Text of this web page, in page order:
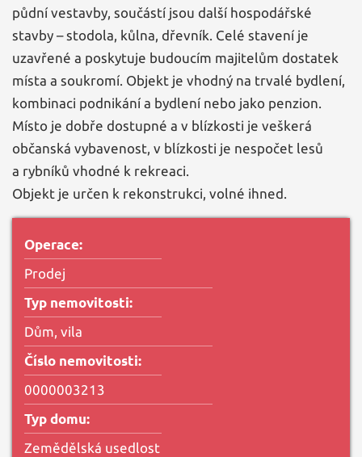
půdní vestavby, součástí jsou další hospodářské
stavby – stodola, kůlna, dřevník. Celé stavení je
uzavřené a poskytuje budoucím majitelům dostatek
místa a soukromí. Objekt je vhodný na trvalé bydlení,
kombinaci podnikání a bydlení nebo jako penzion.
Místo je dobře dostupné a v blízkosti je veškerá
občanská vybavenost, v blízkosti je nespočet lesů
a rybníků vhodné k rekreaci.
Objekt je určen k rekonstrukci, volné ihned.
Operace:
Prodej
Typ nemovitosti:
Dům, vila
Číslo nemovitosti:
0000003213
Typ domu:
Zemědělská usedlost